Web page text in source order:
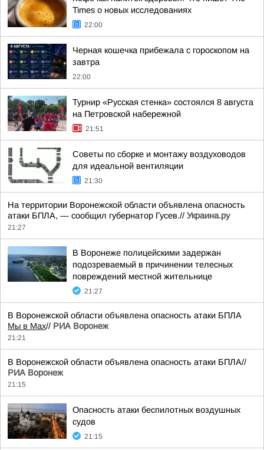
Times о новых исследованиях
22:00
Черная кошечка прибежала с гороскопом на
завтра
22:00
Турнир «Русская стенка» состоялся 8 августа
на Петровской набережной
21:51
Советы по сборке и монтажу воздуховодов
для идеальной вентиляции
21:30
На территории Воронежской области объявлена опасность
атаки БПЛА, — сообщил губернатор Гусев.// Украина.ру
21:27
В Воронеже полицейскими задержан
подозреваемый в причинении телесных
повреждений местной жительнице
21:27
В Воронежской области объявлена опасность атаки БПЛА
Мы в Мах// РИА Воронеж
21:21
В Воронежской области объявлена опасность атаки БПЛА//
РИА Воронеж
21:15
Опасность атаки беспилотных воздушных
судов
21:15